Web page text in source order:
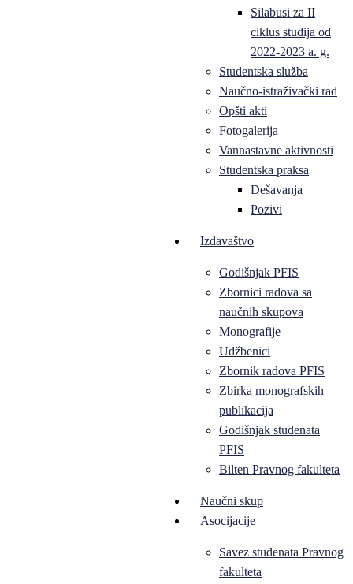
Silabusi za II
ciklus studija od
2022-2023 a. g.
Studentska služba
Naučno-istraživački rad
Opšti akti
Fotogalerija
Vannastavne aktivnosti
Studentska praksa
Dešavanja
Pozivi
Izdavaštvo
Godišnjak PFIS
Zbornici radova sa
naučnih skupova
Monografije
Udžbenici
Zbornik radova PFIS
Zbirka monografskih
publikacija
Godišnjak studenata
PFIS
Bilten Pravnog fakulteta
Naučni skup
Asocijacije
Savez studenata Pravnog
fakulteta